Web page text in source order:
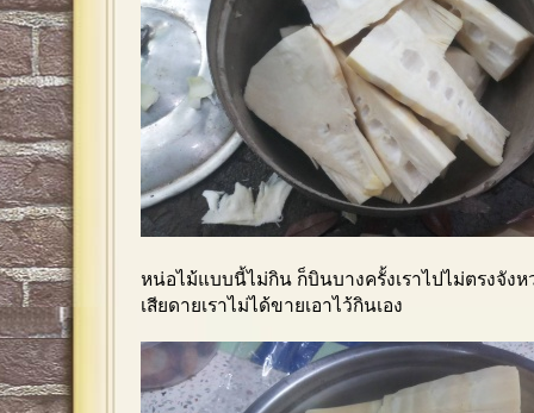
หน่อไม้แบบนี้ไม่กิน ก็บินบางครั้งเราไปไม่ตรงจัง
เสียดายเราไม่ได้ขายเอาไว้กินเอง